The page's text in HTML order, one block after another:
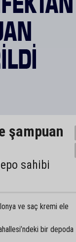
şampuan
sahibi
ve saç kremi ele
bir depoda